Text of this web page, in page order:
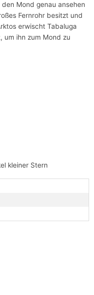
Mond genau ansehen
Fernrohr besitzt und
erwischt Tabaluga
um ihn zum Mond zu
kleiner Stern